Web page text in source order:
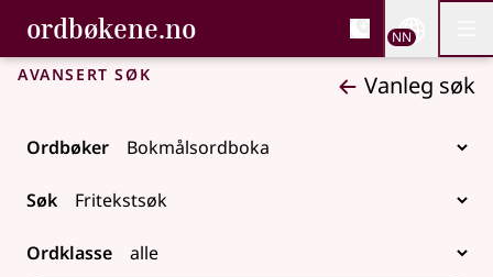
Gå til hovudinnhald
Tilgjenge
ordbøkene.no, Bokmålsordboka og
Bokmålsordboka og Nynorskordboka
NN
Avansert søk Vanleg søk
Ordbøker
Søk
Ordklasse